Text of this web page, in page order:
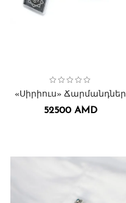
«Սիրիուս» Ճարմանդներ
52500 AMD